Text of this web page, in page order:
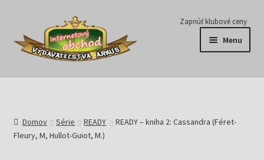
Preskočiť
navigáciu
Preskočiť
obsah
Zapnúť klubové ceny
Menu
Série
E-knihy
Domov Série READY
READY – kniha 2: Cassandra (Féret-
Fleury, M, Hullot-Guiot, M.)